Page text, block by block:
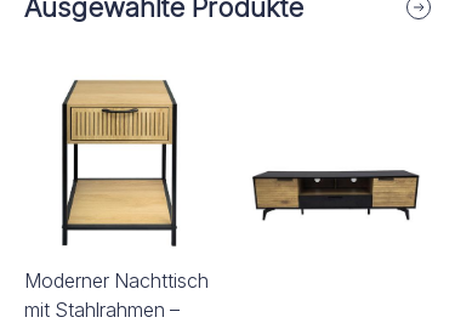
Ausgewählte Produkte
Moderner Nachttisch
mit Stahlrahmen –